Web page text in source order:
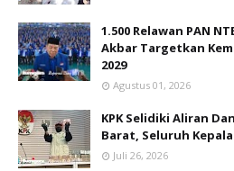
1.500 Relawan PAN
Akbar Targetkan
2029
Agustus 01, 2026
KPK Selidiki Aliran
Barat, Seluruh
Juli 26, 2026